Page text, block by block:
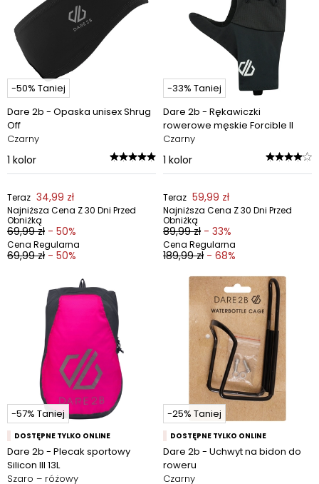
-50% Taniej
Dare 2b - Opaska unisex Shrug
Off
Czarny
1 kolor
Teraz 34,99 zł
Najniższa Cena Z 30 Dni Przed
Obniżką
69,99 zł - 50%
Cena Regularna
69,99 zł - 50%
-33% Taniej
Dare 2b - Rękawiczki
rowerowe męskie Forcible II
Czarny
1 kolor
Teraz 59,99 zł
Najniższa Cena Z 30 Dni Przed
Obniżką
89,99 zł - 33%
Cena Regularna
189,99 zł - 68%
-57% Taniej
DOSTĘPNE TYLKO ONLINE
Dare 2b - Plecak sportowy
Silicon III 13L
Szaro – różowy
-25% Taniej
DOSTĘPNE TYLKO ONLINE
Dare 2b - Uchwyt na bidon do
roweru
Czarny